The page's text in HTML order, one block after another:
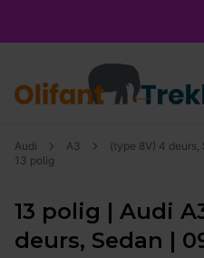
Audi A3
(type 8V) 4
13 polig
13 polig | Audi
deurs, Sedan |